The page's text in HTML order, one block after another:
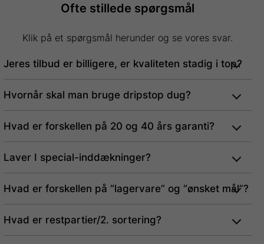
Ofte stillede spørgsmål
Klik på et spørgsmål herunder og se vores svar.
Jeres tilbud er billigere, er kvaliteten stadig i top?
Hvornår skal man bruge dripstop dug?
Hvad er forskellen på 20 og 40 års garanti?
Laver I special-inddækninger?
Hvad er forskellen på “lagervare” og “ønsket mål”?
Hvad er restpartier/2. sortering?